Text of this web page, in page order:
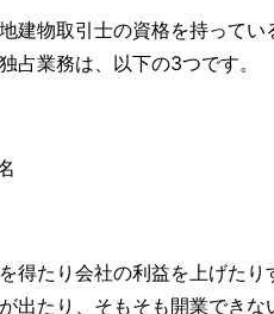
建物取引士の資格を持って
占業務は、以下の3つです。
得たり会社の利益を上げた
出たり、そもそも開業でき